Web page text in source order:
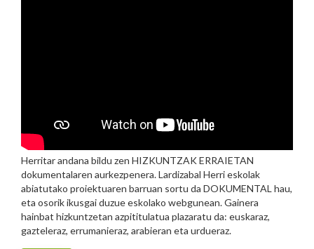
Herritar andana bildu zen HIZKUNTZAK ERRAIETAN
dokumentalaren aurkezpenera. Lardizabal Herri eskolak
abiatutako proiektuaren barruan sortu da DOKUMENTAL hau,
eta osorik ikusgai duzue eskolako webgunean. Gainera
hainbat hizkuntzetan azpititulatua plazaratu da: euskaraz,
gazteleraz, errumanieraz, arabieran eta urdueraz.